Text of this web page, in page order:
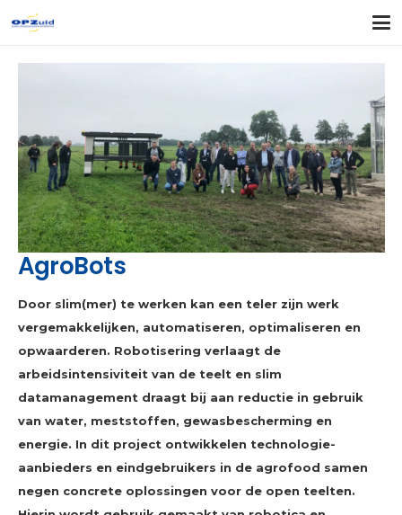
AgroBots
Door slim(mer) te werken kan een teler zijn werk
vergemakkelijken, automatiseren, optimaliseren en
opwaarderen. Robotisering verlaagt de
arbeidsintensiviteit van de teelt en slim
datamanagement draagt bij aan reductie in gebruik
van water, meststoffen, gewasbescherming en
energie. In dit project ontwikkelen technologie-
aanbieders en eindgebruikers in de agrofood samen
negen concrete oplossingen voor de open teelten.